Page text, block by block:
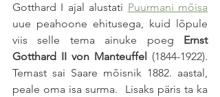
Gotthard I ajal alustati Puurmani mõisa
uue peahoone ehitusega, kuid lõpule
viis selle tema ainuke poeg Ernst
Gotthard II von Manteuffel (1844-1922).
Temast sai Saare mõisnik 1882. aastal,
peale oma isa surma.  Lisaks päris ta ka